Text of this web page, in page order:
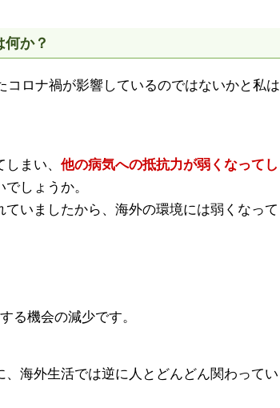
か？
コロナ禍が影響しているのではないかと私は
しまい、他の病気への抵抗力が弱くなってし
しょうか。
いましたから、海外の環境には弱くなって
る機会の減少です。
海外生活では逆に人とどんどん関わってい